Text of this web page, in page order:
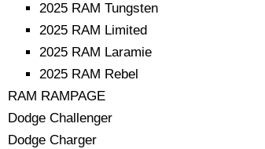
2025 RAM Tungsten
2025 RAM Limited
2025 RAM Laramie
2025 RAM Rebel
RAM RAMPAGE
Dodge Challenger
Dodge Charger